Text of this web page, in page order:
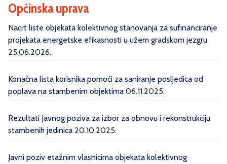
Općinska uprava
Nacrt liste objekata kolektivnog stanovanja za sufinanciranje
projekata energetske efikasnosti u užem gradskom jezgru
25.06.2026.
Konačna lista korisnika pomoći za saniranje posljedica od
poplava na stambenim objektima 06.11.2025.
Rezultati Javnog poziva za izbor za obnovu i rekonstrukciju
stambenih jedinica 20.10.2025.
Javni poziv etažnim vlasnicima objekata kolektivnog